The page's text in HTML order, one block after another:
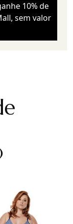
10% de
sem valor